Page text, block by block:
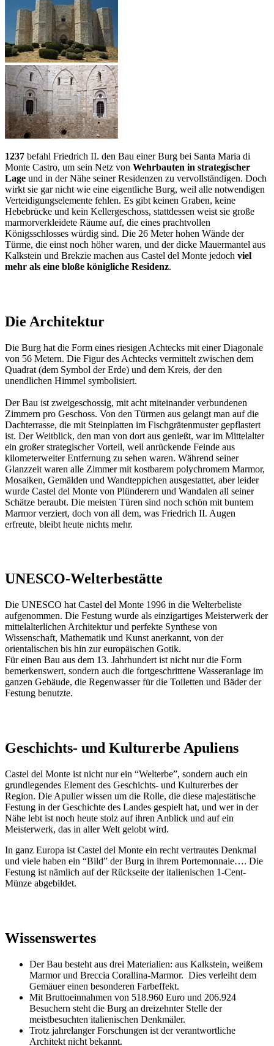
1237 befahl Friedrich II. den Bau einer Burg bei Santa Maria di
Monte Castro, um sein Netz von Wehrbauten in strategischer
Lage und in der Nähe seiner Residenzen zu vervollständigen. Doch
wirkt sie gar nicht wie eine eigentliche Burg, weil alle notwendigen
Verteidigungselemente fehlen. Es gibt keinen Graben, keine
Hebebrücke und kein Kellergeschoss, stattdessen weist sie große
marmorverkleidete Räume auf, die eines prachtvollen
Königsschlosses würdig sind. Die 26 Meter hohen Wände der
Türme, die einst noch höher waren, und der dicke Mauermantel aus
Kalkstein und Brekzie machen aus Castel del Monte jedoch viel
mehr als eine bloße königliche Residenz.
Die Architektur
Die Burg hat die Form eines riesigen Achtecks mit einer Diagonale
von 56 Metern. Die Figur des Achtecks vermittelt zwischen dem
Quadrat (dem Symbol der Erde) und dem Kreis, der den
unendlichen Himmel symbolisiert.
Der Bau ist zweigeschossig, mit acht miteinander verbundenen
Zimmern pro Geschoss. Von den Türmen aus gelangt man auf die
Dachterrasse, die mit Steinplatten im Fischgrätenmuster gepflastert
ist. Der Weitblick, den man von dort aus genießt, war im Mittelalter
ein großer strategischer Vorteil, weil anrückende Feinde aus
kilometerweiter Entfernung zu sehen waren. Während seiner
Glanzzeit waren alle Zimmer mit kostbarem polychromem Marmor,
Mosaiken, Gemälden und Wandteppichen ausgestattet, aber leider
wurde Castel del Monte von Plünderern und Wandalen all seiner
Schätze beraubt. Die meisten Türen sind noch schön mit buntem
Marmor verziert, doch von all dem, was Friedrich II. Augen
erfreute, bleibt heute nichts mehr.
UNESCO-Welterbestätte
Die UNESCO hat Castel del Monte 1996 in die Welterbeliste
aufgenommen. Die Festung wurde als einzigartiges Meisterwerk der
mittelalterlichen Architektur und perfekte Synthese von
Wissenschaft, Mathematik und Kunst anerkannt, von der
orientalischen bis hin zur europäischen Gotik.
Für einen Bau aus dem 13. Jahrhundert ist nicht nur die Form
bemerkenswert, sondern auch die fortgeschrittene Wasseranlage im
ganzen Gebäude, die Regenwasser für die Toiletten und Bäder der
Festung benutzte.
Geschichts- und Kulturerbe Apuliens
Castel del Monte ist nicht nur ein “Welterbe”, sondern auch ein
grundlegendes Element des Geschichts- und Kulturerbes der
Region. Die Apulier wissen um die Rolle, die diese majestätische
Festung in der Geschichte des Landes gespielt hat, und wer in der
Nähe lebt ist noch heute stolz auf ihren Anblick und auf ein
Meisterwerk, das in aller Welt gelobt wird.
In ganz Europa ist Castel del Monte ein recht vertrautes Denkmal
und viele haben ein “Bild” der Burg in ihrem Portemonnaie…. Die
Festung ist nämlich auf der Rückseite der italienischen 1-Cent-
Münze abgebildet.
Wissenswertes
Der Bau besteht aus drei Materialien: aus Kalkstein, weißem
Marmor und Breccia Corallina-Marmor. Dies verleiht dem
Gemäuer einen besonderen Farbeffekt.
Mit Bruttoeinnahmen von 518.960 Euro und 206.924
Besuchern steht die Burg an dreizehnter Stelle der
meistbesuchten italienischen Denkmäler.
Trotz jahrelanger Forschungen ist der verantwortliche
Architekt nicht bekannt.